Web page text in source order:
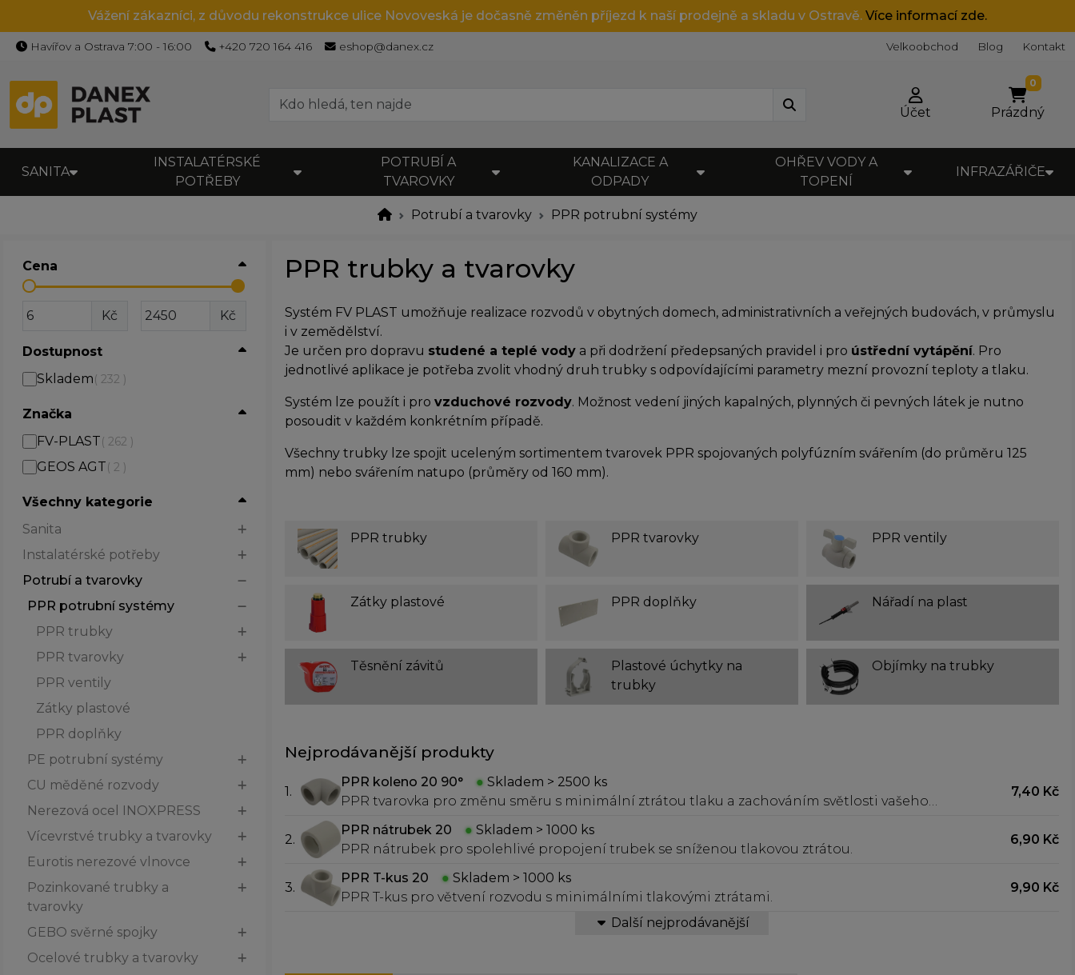
Vážení zákazníci, z důvodu rekonstrukce ulice Novoveská je dočasně změněn příjezd k naší prodejně a skladu v Ostravě. Více informací zde.
Havířov a Ostrava 7:00 - 16:00 +420 720 164 416 eshop@danex.cz Velkoobchod Blog Kontakt
Účet
0
Prázdný
SANITA
INSTALATÉRSKÉ
POTŘEBY
POTRUBÍ A
TVAROVKY
KANALIZACE A
ODPADY
OHŘEV VODY A
TOPENÍ
INFRAZÁŘIČE
Potrubí a tvarovky PPR potrubní systémy
Cena
Kč Kč
Dostupnost
Skladem( 232 )
Značka
FV-PLAST( 262 )
GEOS AGT( 2 )
Všechny kategorie
Sanita
Instalatérské potřeby
Potrubí a tvarovky
PPR potrubní systémy
PPR trubky
PPR tvarovky
PPR ventily
Zátky plastové
PPR doplňky
PE potrubní systémy
CU měděné rozvody
Nerezová ocel INOXPRESS
Vícevrstvé trubky a tvarovky
Eurotis nerezové vlnovce
Pozinkované trubky a
tvarovky
GEBO svěrné spojky
Ocelové trubky a tvarovky
PPR trubky a tvarovky
Systém FV PLAST umožňuje realizace rozvodů v obytných domech, administrativních a veřejných budovách, v průmyslu
i v zemědělství.
Je určen pro dopravu studené a teplé vody a při dodržení předepsaných pravidel i pro ústřední vytápění. Pro
jednotlivé aplikace je potřeba zvolit vhodný druh trubky s odpovídajícími parametry mezní provozní teploty a tlaku.
Systém lze použít i pro vzduchové rozvody. Možnost vedení jiných kapalných, plynných či pevných látek je nutno
posoudit v každém konkrétním případě.
Všechny trubky lze spojit uceleným sortimentem tvarovek PPR spojovaných polyfúzním svářením (do průměru 125
mm) nebo svářením natupo (průměry od 160 mm).
PPR trubky PPR tvarovky PPR ventily
Zátky plastové PPR doplňky Nářadí na plast
Těsnění závitů
Plastové úchytky na
trubky
Objímky na trubky
Nejprodávanější produkty
1.
PPR koleno 20 90° ● Skladem > 2500 ks
PPR tvarovka pro změnu směru s minimální ztrátou tlaku a zachováním světlosti vašeho
7,40 Kč
2.
PPR nátrubek 20 ● Skladem > 1000 ks
PPR nátrubek pro spolehlivé propojení trubek se sníženou tlakovou ztrátou.
6,90 Kč
3.
PPR T-kus 20 ● Skladem > 1000 ks
PPR T-kus pro větvení rozvodu s minimálními tlakovými ztrátami.
9,90 Kč
Další nejprodávanější